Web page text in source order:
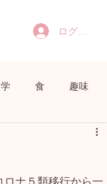
ログイン
食 趣味
ナ５類移行から一